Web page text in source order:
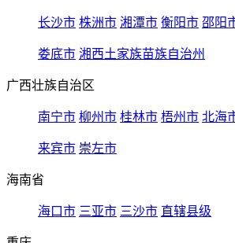
长沙市 株洲市 湘潭市 衡阳市 邵阳
娄底市 湘西土家族苗族自治州
广西壮族自治区
南宁市 柳州市 桂林市 梧州市 北海
来宾市 崇左市
海南省
海口市 三亚市 三沙市 直辖县级